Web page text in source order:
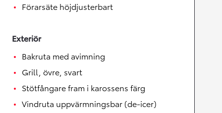
Förarsäte höjdjusterbart
Exteriör
Bakruta med avimning
Grill, övre, svart
Stötfångare fram i karossens färg
Vindruta uppvärmningsbar (de-icer)